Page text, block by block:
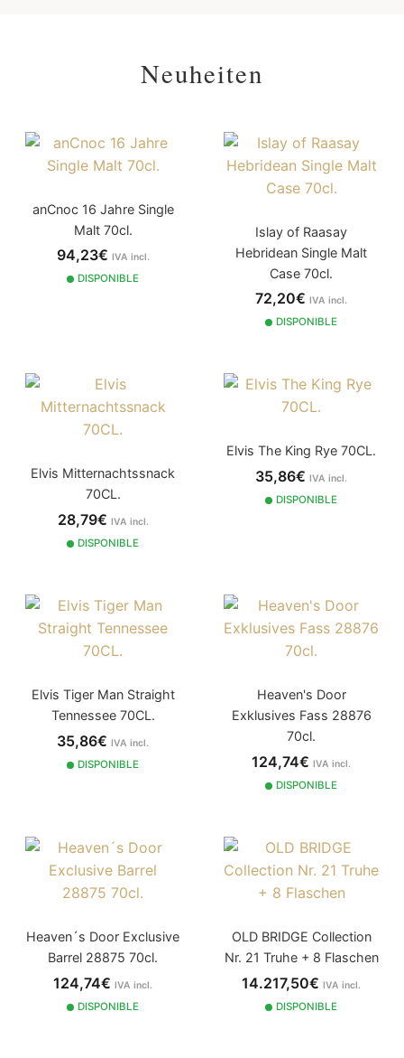
Neuheiten
anCnoc 16 Jahre Single
Malt 70cl.
94,23€ IVA incl.
DISPONIBLE
Islay of Raasay
Hebridean Single Malt
Case 70cl.
72,20€ IVA incl.
DISPONIBLE
Elvis Mitternachtssnack
70CL.
28,79€ IVA incl.
DISPONIBLE
Elvis The King Rye 70CL.
35,86€ IVA incl.
DISPONIBLE
Elvis Tiger Man Straight
Tennessee 70CL.
35,86€ IVA incl.
DISPONIBLE
Heaven's Door
Exklusives Fass 28876
70cl.
124,74€ IVA incl.
DISPONIBLE
Heaven´s Door Exclusive
Barrel 28875 70cl.
124,74€ IVA incl.
DISPONIBLE
OLD BRIDGE Collection
Nr. 21 Truhe + 8 Flaschen
14.217,50€ IVA incl.
DISPONIBLE